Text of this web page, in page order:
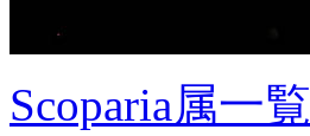
Scoparia属一覧